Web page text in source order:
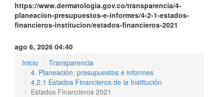
https://www.dermatologia.gov.co/transparencia/4-
planeacion-presupuestos-e-informes/4-2-1-estados-
financieros-institucion/estados-financieros-2021
ago 6, 2026 04:40
Inicio
Transparencia
4. Planeación, presupuestos e informes
4.2.1 Estados Financieros de la Institución
Estados Financieros 2021